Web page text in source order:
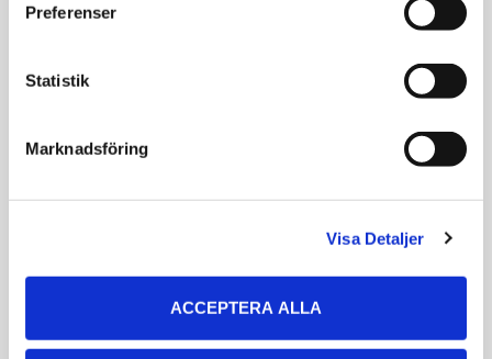
Preferenser
Statistik
Marknadsföring
Visa Detaljer
ACCEPTERA ALLA
L 64-95 cm